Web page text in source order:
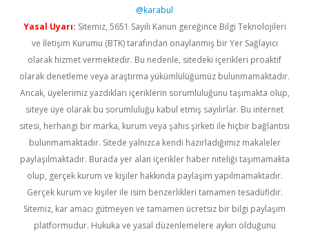
@karabul
Yasal Uyarı: Sitemiz, 5651 Sayılı Kanun gereğince Bilgi Teknolojileri
ve İletişim Kurumu (BTK) tarafından onaylanmış bir Yer Sağlayıcı
olarak hizmet vermektedir. Bu nedenle, sitedeki içerikleri proaktif
olarak denetleme veya araştırma yükümlülüğümüz bulunmamaktadır.
Ancak, üyelerimiz yazdıkları içeriklerin sorumluluğunu taşımakta olup,
siteye üye olarak bu sorumluluğu kabul etmiş sayılırlar. Bu internet
sitesi, herhangi bir marka, kurum veya şahıs şirketi ile hiçbir bağlantısı
bulunmamaktadır. Sitede yalnızca kendi hazırladığımız makaleler
paylaşılmaktadır. Burada yer alan içerikler haber niteliği taşımamakta
olup, gerçek kurum ve kişiler hakkında paylaşım yapılmamaktadır.
Gerçek kurum ve kişiler ile isim benzerlikleri tamamen tesadüfidir.
Sitemiz, kar amacı gütmeyen ve tamamen ücretsiz bir bilgi paylaşım
platformudur. Hukuka ve yasal düzenlemelere aykırı olduğunu